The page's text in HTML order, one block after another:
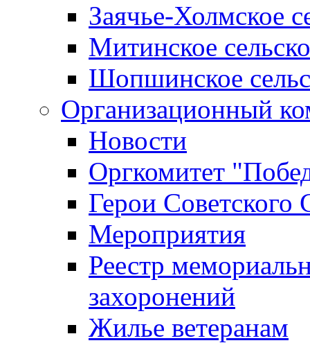
Заячье-Холмское
Митинское
Шопшинское
Организационный
Новости
Оргкомитет
Герои Советского
Мероприятия
Реестр
захоронений
Жилье ветеранам